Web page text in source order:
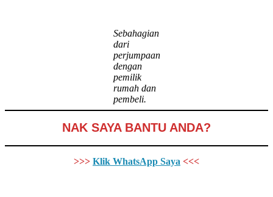
Sebahagian
dari
perjumpaan
dengan
pemilik
rumah dan
pembeli.
NAK SAYA BANTU ANDA?
>>> Klik WhatsApp Saya <<<